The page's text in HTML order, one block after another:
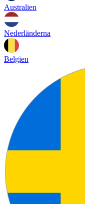
Australien
Nederländerna
Belgien